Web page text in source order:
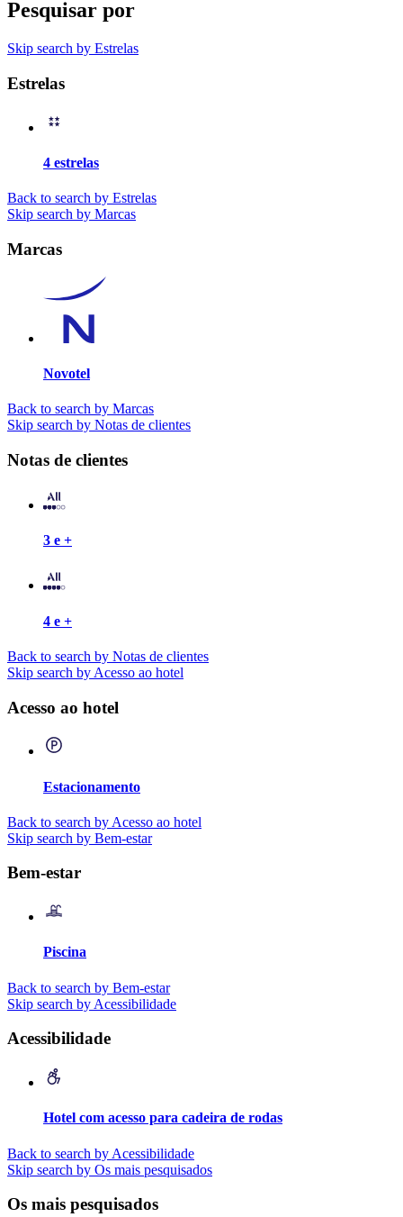
Pesquisar por
Skip search by Estrelas
Estrelas
4 estrelas
Back to search by Estrelas
Skip search by Marcas
Marcas
Novotel
Back to search by Marcas
Skip search by Notas de clientes
Notas de clientes
3 e +
4 e +
Back to search by Notas de clientes
Skip search by Acesso ao hotel
Acesso ao hotel
Estacionamento
Back to search by Acesso ao hotel
Skip search by Bem-estar
Bem-estar
Piscina
Back to search by Bem-estar
Skip search by Acessibilidade
Acessibilidade
Hotel com acesso para cadeira de rodas
Back to search by Acessibilidade
Skip search by Os mais pesquisados
Os mais pesquisados